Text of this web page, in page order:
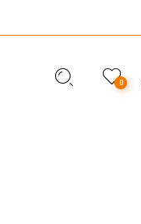
0